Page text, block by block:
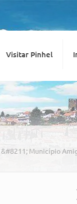
Visitar Pinhel
Município